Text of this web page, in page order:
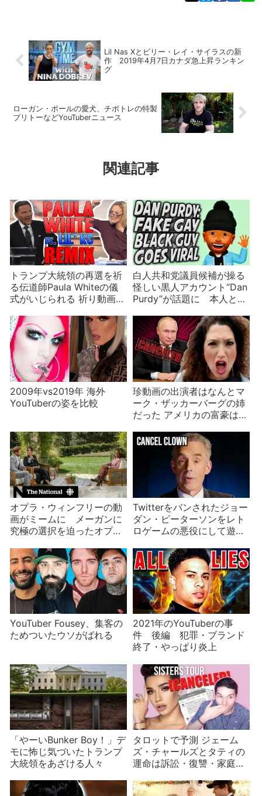
Lil Nas Xとビリー・レイ・サイラスの新
作 2019年4月7日カナダ急上昇ランキン
グ
ローガン・ポールの愛犬、チポトレの特製
ブリトーなどYouTuberニュース
関連記事
トランプ大統領の再選を祈
る伝道師Paula Whiteの儀
式がいじられる 祈り動画3
白人共和党議員候補が操る
怪しい黒人アカウント“Dan
Purdy”が話題に 本人と名
子だったが偽物【ややこし
い】
2009年vs2019年 海外
YouTuberの姿を比較
珍動画の出演者はなんとマ
ーク・ザッカーバーグの姉
だった アメリカの富豪は目
オプラ・ウィンフリーの動
画がミームに メーガンに
究極の選択を迫ったオプ
Twitterをバンされたジョー
ダン・ピーターソンをレト
ロゲームの悪役にして遊ぶ
YouTuber Fousey、集客の
ためついたウソがばれる
2021年のYouTuberの事
件 後編 犯罪・ブランド
終了・やっぱり炎上
「やーいBunker Boy！」デ
モに怖じ気づいたトランプ
大統領をあざける人々
タロットで予測 ジェーム
ズ・チャールズとタティの
運命は訴訟・復讐・家庭の